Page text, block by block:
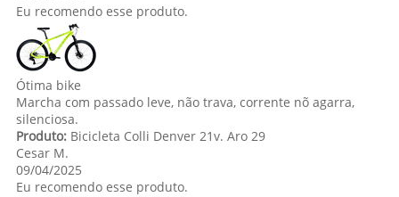
Eu recomendo esse produto.
Ótima bike
Marcha com passado leve, não trava, corrente nõ agarra,
silenciosa.
Produto:Bicicleta Colli Denver 21v. Aro 29
Cesar M.
09/04/2025
Eu recomendo esse produto.